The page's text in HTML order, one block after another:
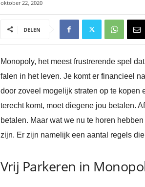
oktober 22, 2020
DELEN
Monopoly, het meest frustrerende spel
falen in het leven. Je komt er financieel
door zoveel mogelijk straten op te kopen
terecht komt, moet diegene jou betalen.
betalen. Maar wat we nu te horen
zijn. Er zijn namelijk een aantal regels
Vrij Parkeren in